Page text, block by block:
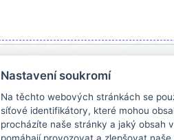
Nastavení soukromí
Na těchto webových stránkách se
síťové identifikátory, které mohou
procházíte naše stránky a jaký obsah